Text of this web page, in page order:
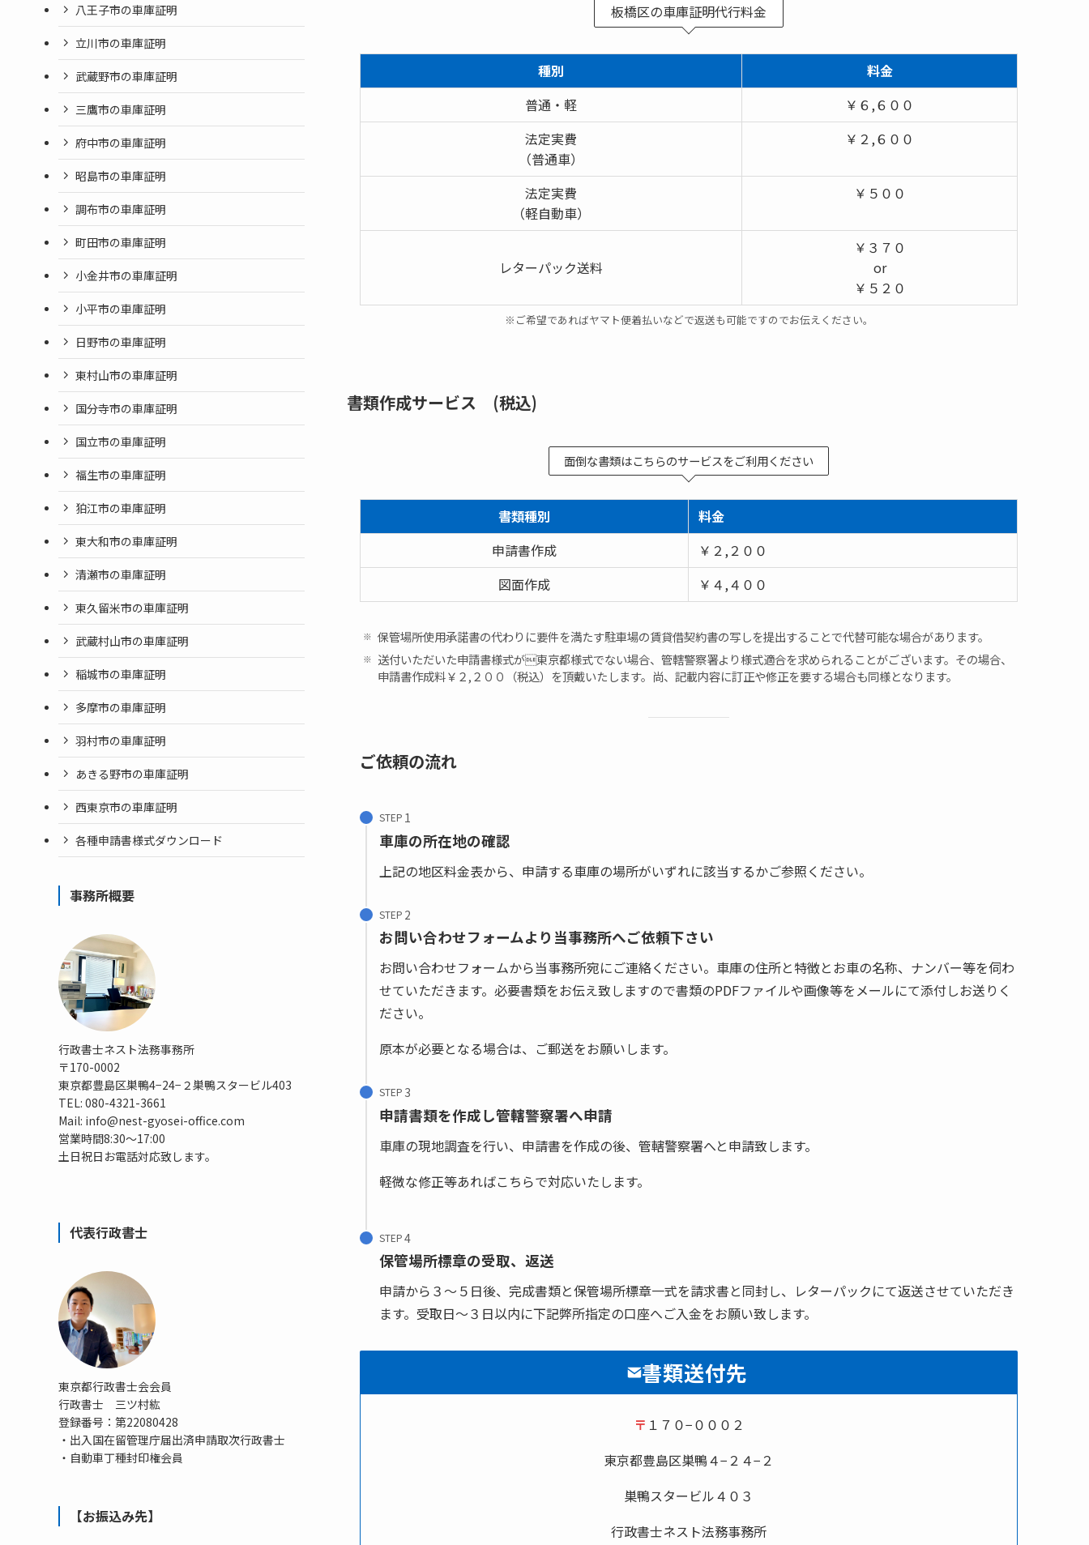
板橋区の車庫証明代行料金
種別
料金
普通・軽
￥６,６００
法定実費
（普通車）
￥２,６００
法定実費
（軽自動車）
￥５００
レターパック送料
￥３７０
or
￥５２０
※ご希望であればヤマト便着払いなどで返送も可能ですのでお伝えください。
書類作成サービス (税込)
面倒な書類はこちらのサービスをご利用ください
書類種別
料金
申請書作成
￥２,２００
図面作成
￥４,４００
保管場所使用承諾書の代わりに要件を満たす駐車場の賃貸借契約書の写しを提出することで代替可能な場合があります。
送付いただいた申請書様式が東京都様式でない場合、管轄警察署より様式適合を求められることがございます。その場合、
申請書作成料￥２,２００（税込）を頂戴いたします。尚、記載内容に訂正や修正を要する場合も同様となります。
ご依頼の流れ
STEP
車庫の所在地の確認
上記の地区料金表から、申請する車庫の場所がいずれに該当するかご参照ください。
STEP
お問い合わせフォームより当事務所へご依頼下さい
お問い合わせフォームから当事務所宛にご連絡ください。車庫の住所と特徴とお車の名称、ナンバー等を伺わ
せていただきます。必要書類をお伝え致しますので書類のPDFファイルや画像等をメールにて添付しお送りく
ださい。
原本が必要となる場合は、ご郵送をお願いします。
STEP
申請書類を作成し管轄警察署へ申請
車庫の現地調査を行い、申請書を作成の後、管轄警察署へと申請致します。
軽微な修正等あればこちらで対応いたします。
STEP
保管場所標章の受取、返送
申請から３〜５日後、完成書類と保管場所標章一式を請求書と同封し、レターパックにて返送させていただき
ます。受取日〜３日以内に下記弊所指定の口座へご入金をお願い致します。
書類送付先
〒 １７０−０００２
東京都豊島区巣鴨４−２４−２
巣鴨スタービル４０３
行政書士ネスト法務事務所
八王子市の車庫証明
立川市の車庫証明
武蔵野市の車庫証明
三鷹市の車庫証明
府中市の車庫証明
昭島市の車庫証明
調布市の車庫証明
町田市の車庫証明
小金井市の車庫証明
小平市の車庫証明
日野市の車庫証明
東村山市の車庫証明
国分寺市の車庫証明
国立市の車庫証明
福生市の車庫証明
狛江市の車庫証明
東大和市の車庫証明
清瀬市の車庫証明
東久留米市の車庫証明
武蔵村山市の車庫証明
稲城市の車庫証明
多摩市の車庫証明
羽村市の車庫証明
あきる野市の車庫証明
西東京市の車庫証明
各種申請書様式ダウンロード
事務所概要
行政書士ネスト法務事務所
〒170-0002
東京都豊島区巣鴨4−24−２巣鴨スタービル403
TEL: 080-4321-3661
Mail: info@nest-gyosei-office.com
営業時間8:30〜17:00
土日祝日お電話対応致します。
代表行政書士
東京都行政書士会会員
行政書士 三ツ村紘
登録番号：第22080428
・出入国在留管理庁届出済申請取次行政書士
・自動車丁種封印権会員
【お振込み先】